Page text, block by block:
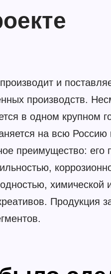
и
производств.
в одном крупном
на всю
преимущество: его
Продукция